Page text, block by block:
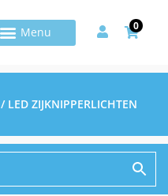
0
/ LED ZIJKNIPPERLICHTEN